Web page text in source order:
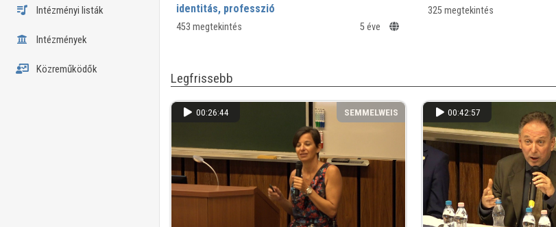
Intézményi listák
Intézmények
Közreműködők
identitás, professzió
453 megtekintés 5 éve
325 megtekintés
Legfrissebb
00:26:44 SEMMELWEIS 00:42:57